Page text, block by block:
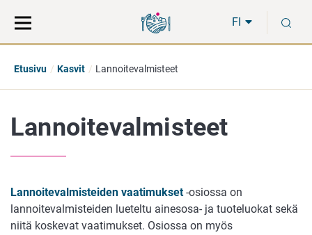
suoraan
sisältöön
koko
sivuston
FI
Etusivu Kasvit Lannoitevalmisteet
Lannoitevalmisteet
Lannoitevalmisteiden vaatimukset-osiossa on
lannoitevalmisteiden lueteltu ainesosa- ja tuoteluokat sekä
niitä koskevat vaatimukset. Osiossa on myös